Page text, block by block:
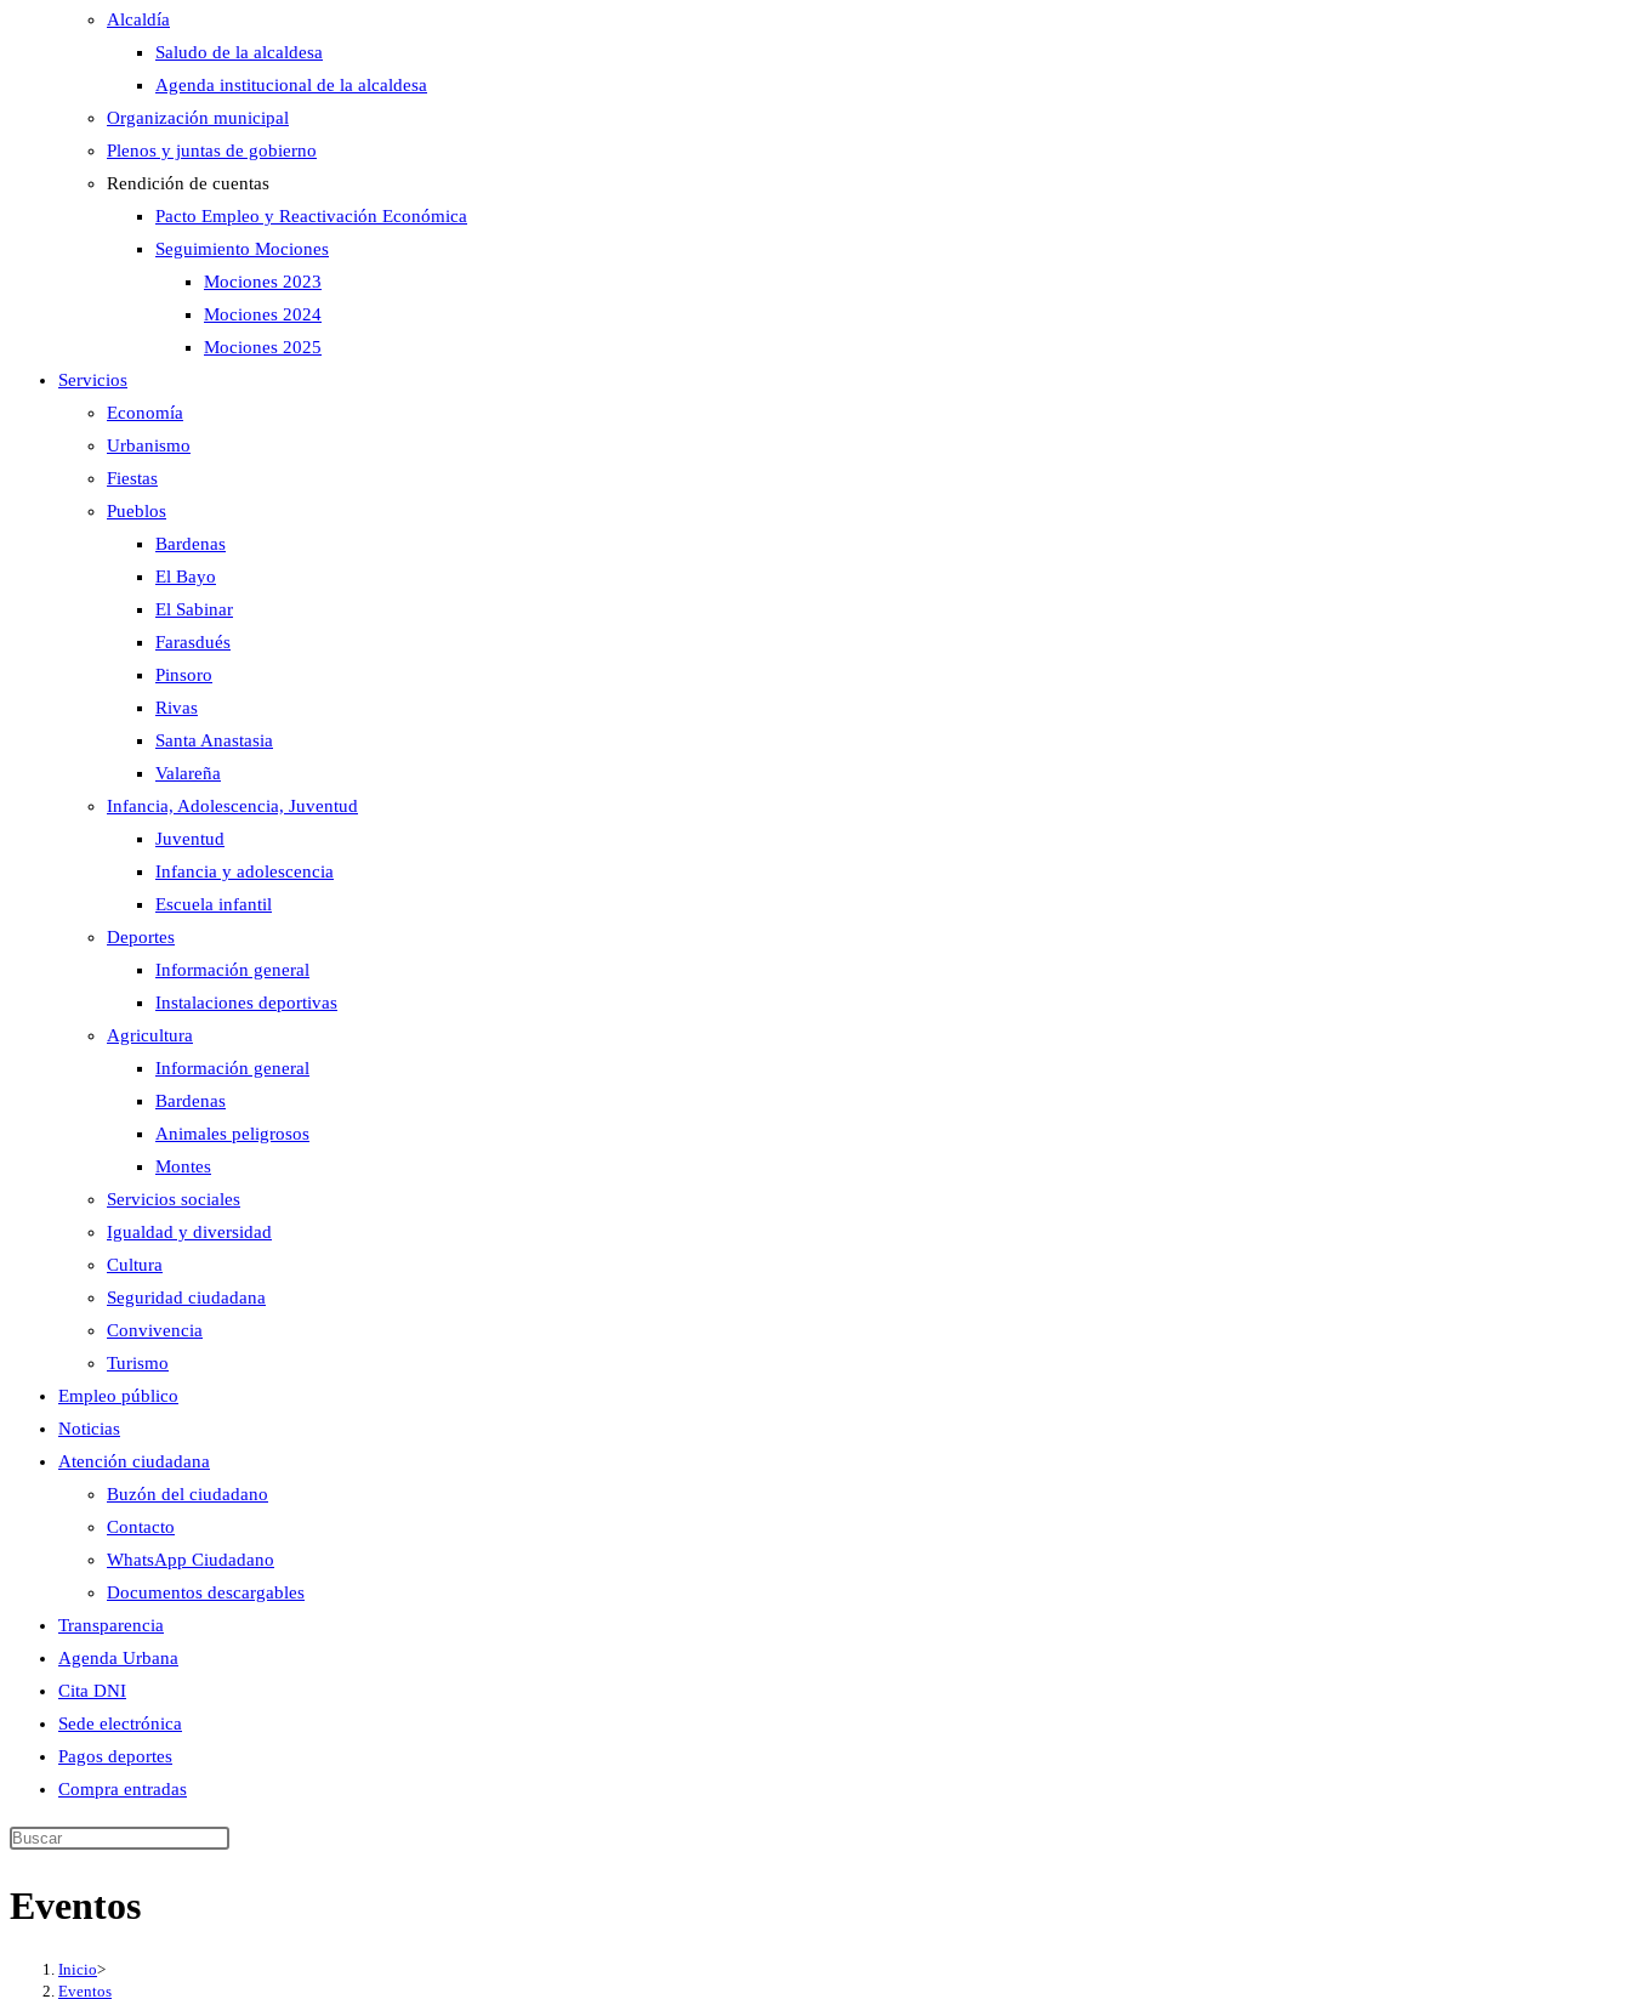
panel
de
búsqueda.
Alcaldía
Saludo de la alcaldesa
Agenda institucional de la alcaldesa
Organización municipal
Plenos y juntas de gobierno
Rendición de cuentas
Pacto Empleo y Reactivación Económica
Seguimiento Mociones
Mociones 2023
Mociones 2024
Mociones 2025
Servicios
Economía
Urbanismo
Fiestas
Pueblos
Bardenas
El Bayo
El Sabinar
Farasdués
Pinsoro
Rivas
Santa Anastasia
Valareña
Infancia, Adolescencia, Juventud
Juventud
Infancia y adolescencia
Escuela infantil
Deportes
Información general
Instalaciones deportivas
Agricultura
Información general
Bardenas
Animales peligrosos
Montes
Servicios sociales
Igualdad y diversidad
Cultura
Seguridad ciudadana
Convivencia
Turismo
Empleo público
Noticias
Atención ciudadana
Buzón del ciudadano
Contacto
WhatsApp Ciudadano
Documentos descargables
Transparencia
Agenda Urbana
Cita DNI
Sede electrónica
Pagos deportes
Compra entradas
Buscar
esta
Eventos
Inicio>
Eventos